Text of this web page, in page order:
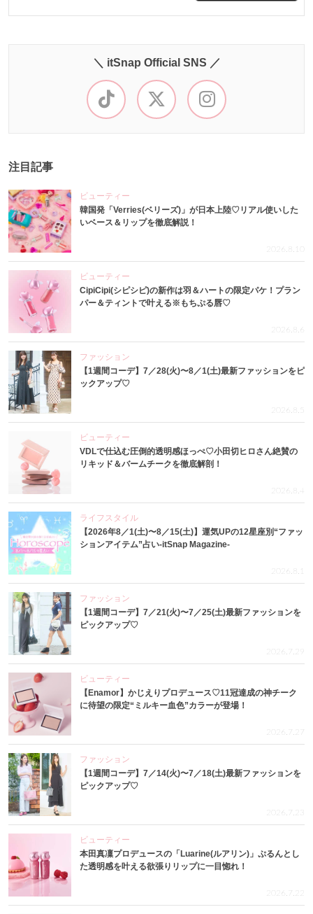
＼ itSnap Official SNS ／
注目記事
ビューティー
韓国発「Verries(ベリーズ)」が日本上陸♡リアル使いした
いベース＆リップを徹底解説！
2026.8.10
ビューティー
CipiCipi(シピシピ)の新作は羽＆ハートの限定パケ！プラン
パー＆ティントで叶える※もちぷる唇♡
2026.8.6
ファッション
【1週間コーデ】7／28(火)〜8／1(土)最新ファッションをピ
ックアップ♡
2026.8.5
ビューティー
VDLで仕込む圧倒的透明感ほっぺ♡小田切ヒロさん絶賛の
リキッド＆バームチークを徹底解剖！
2026.8.4
ライフスタイル
【2026年8／1(土)〜8／15(土)】運気UPの12星座別“ファッ
ションアイテム”占い-itSnap Magazine-
2026.8.1
ファッション
【1週間コーデ】7／21(火)〜7／25(土)最新ファッションを
ピックアップ♡
2026.7.29
ビューティー
【Enamor】かじえりプロデュース♡11冠達成の神チーク
に待望の限定“ミルキー血色”カラーが登場！
2026.7.27
ファッション
【1週間コーデ】7／14(火)〜7／18(土)最新ファッションを
ピックアップ♡
2026.7.23
ビューティー
本田真凜プロデュースの「Luarine(ルアリン)」ぷるんとし
た透明感を叶える欲張りリップに一目惚れ！
2026.7.22